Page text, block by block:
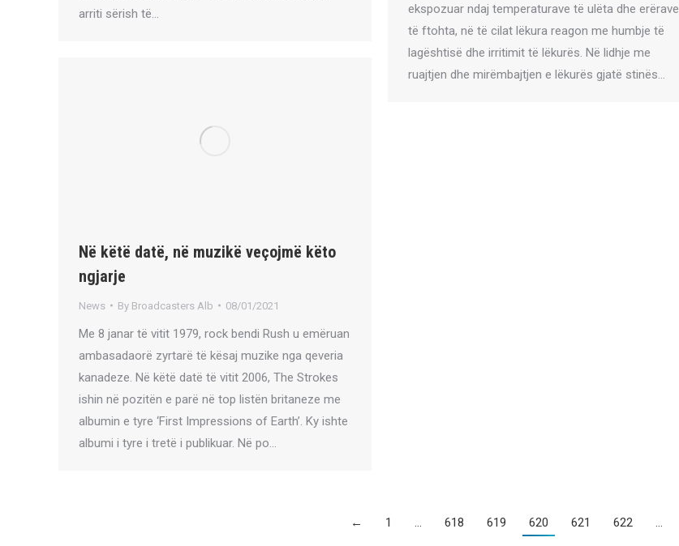
arriti sërish të…
ekspozuar ndaj temperaturave të ulëta dhe erërave
të ftohta, në të cilat lëkura reagon me humbje të
lagështisë dhe irritimit të lëkurës. Në lidhje me
ruajtjen dhe mirëmbajtjen e lëkurës gjatë stinës…
Në këtë datë, në muzikë veçojmë këto
ngjarje
News By Broadcasters Alb 08/01/2021
Me 8 janar të vitit 1979, rock bendi Rush u emëruan
ambasadaorë zyrtarë të kësaj muzike nga qeveria
kanadeze. Në këtë datë të vitit 2006, The Strokes
ishin në pozitën e parë në top listën britaneze me
albumin e tyre ‘First Impressions of Earth’. Ky ishte
albumi i tyre i tretë i publikuar. Në po…
← 1 … 618 619 620 621 622 …